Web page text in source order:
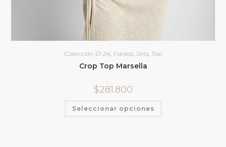
Colección S1-24, Faldas, Sets, Top
Crop Top Marsella
$281.800
Seleccionar opciones